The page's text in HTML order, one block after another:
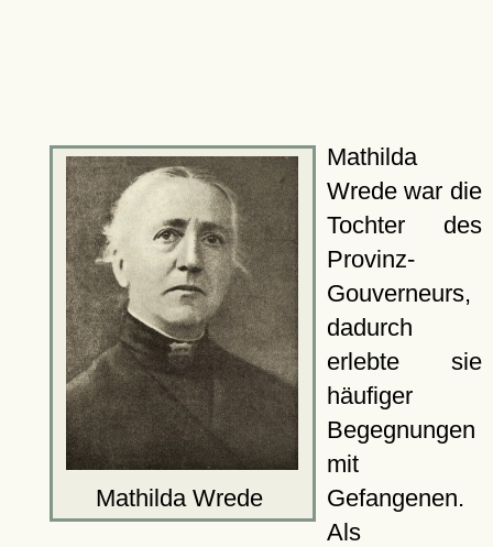
Mathilda Wrede
Mathilda
Wrede war die
Tochter des
Provinz-
Gouverneurs,
dadurch
erlebte sie
häufiger
Begegnungen
mit
Gefangenen.
Als